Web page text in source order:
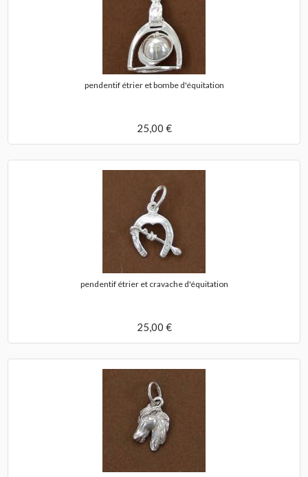
pendentif étrier et bombe d'équitation
25,00 €
pendentif étrier et cravache d'équitation
25,00 €